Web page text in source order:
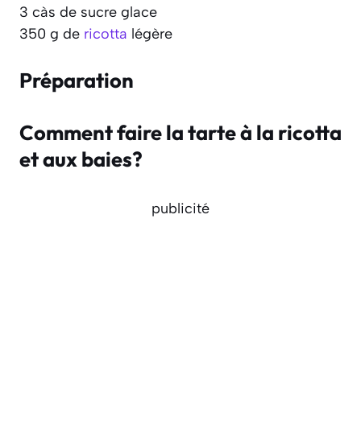
3 càs de sucre glace
350 g de ricotta légère
Préparation
Comment faire la tarte à la ricotta
et aux baies?
publicité